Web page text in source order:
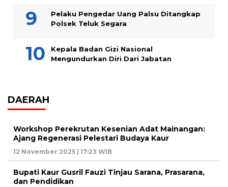
Pelaku Pengedar Uang Palsu Ditangkap
Polsek Teluk Segara
Kepala Badan Gizi Nasional
Mengundurkan Diri Dari Jabatan
DAERAH
Workshop Perekrutan Kesenian Adat Mainangan:
Ajang Regenerasi Pelestari Budaya Kaur
12 November 2025 | 17:23 WIB
Bupati Kaur Gusril Fauzi Tinjau Sarana, Prasarana,
dan Pendidikan